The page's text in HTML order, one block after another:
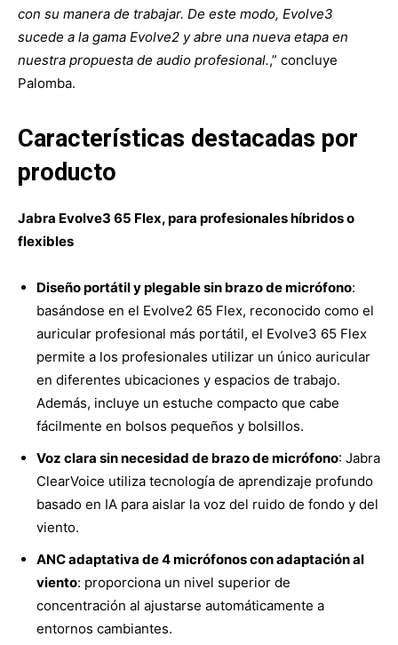
con su manera de trabajar. De este modo, Evolve3
sucede a la gama Evolve2 y abre una nueva etapa en
nuestra propuesta de audio profesional.,” concluye
Palomba.
Características destacadas por
producto
Jabra Evolve3 65 Flex, para profesionales híbridos o
flexibles
Diseño portátil y plegable sin brazo de micrófono:
basándose en el Evolve2 65 Flex, reconocido como el
auricular profesional más portátil, el Evolve3 65 Flex
permite a los profesionales utilizar un único auricular
en diferentes ubicaciones y espacios de trabajo.
Además, incluye un estuche compacto que cabe
fácilmente en bolsos pequeños y bolsillos.
Voz clara sin necesidad de brazo de micrófono: Jabra
ClearVoice utiliza tecnología de aprendizaje profundo
basado en IA para aislar la voz del ruido de fondo y del
viento.
ANC adaptativa de 4 micrófonos con adaptación al
viento: proporciona un nivel superior de
concentración al ajustarse automáticamente a
entornos cambiantes.